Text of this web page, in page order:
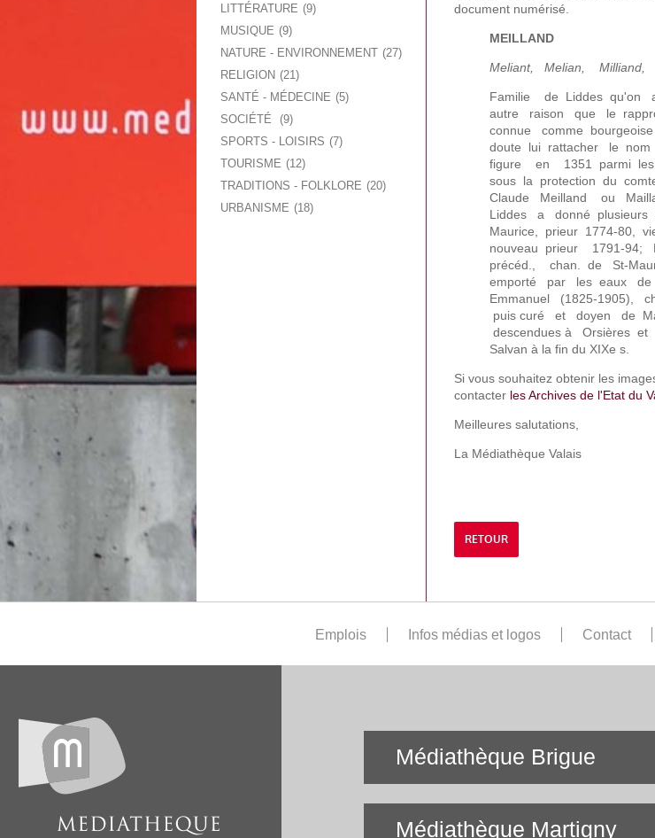
LITTÉRATURE
9
MUSIQUE
9
NATURE - ENVIRONNEMENT 27
RELIGION
21
SANTÉ - MÉDECINE
5
SOCIÉTÉ
9
SPORTS - LOISIRS
7
TOURISME
12
TRADITIONS - FOLKLORE
20
URBANISME
18
document numérisé.
MEILLAND
Meliant, Melian,
Familie de Liddes qu'on
autre raison que le
connue comme
doute lui rattacher le
figure en 1351 parmi les
sous la protection du
Claude Meilland ou
Liddes a donné plusieurs
Maurice, prieur 1774-80,
nouveau prieur 1791-94;
précéd., chan. de St-
emporté par les eaux
Emmanuel (1825-1905),
puis curé et doyen de
descendues à Orsières
Salvan à la fin du XIXe s.
Si vous souhaitez obtenir les
contacter les Archives de l'Etat du
Meilleures salutations,
La Médiathèque Valais
RETOUR
Emplois Infos médias et logos Contact
Médiathèque Brigue
Médiathèque Martigny